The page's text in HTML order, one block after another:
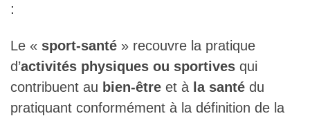
:
Le « sport-santé » recouvre la pratique
d’activités physiques ou sportives qui
contribuent au bien-être et à la santé du
pratiquant conformément à la définition de la